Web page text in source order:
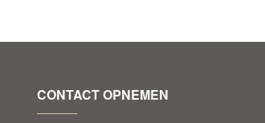
CONTACT OPNEMEN